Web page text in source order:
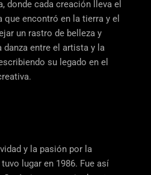
donde cada creación lleva el
encontró en la tierra y el
un rastro de belleza y
danza entre el artista y la
su legado en el
y la pasión por la
lugar en 1986. Fue así